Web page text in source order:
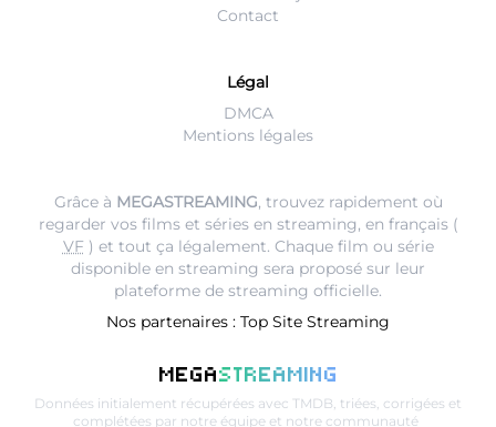
Contact
Légal
DMCA
Mentions légales
Grâce à MEGASTREAMING, trouvez rapidement où
regarder vos films et séries en streaming, en français (
VF) et tout ça légalement. Chaque film ou série
disponible en streaming sera proposé sur leur
plateforme de streaming officielle.
Nos partenaires : Top Site Streaming
MEGASTREAMING
Données initialement récupérées avec TMDB , triées, corrigées et
complétées par notre équipe et notre communauté